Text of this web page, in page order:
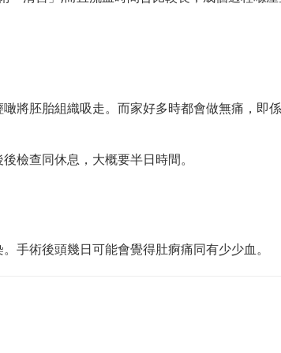
將胚胎組織吸走。而家好多時都會做無痛，即
檢查同休息，大概要半日時間。
手術後頭幾日可能會覺得肚痾痛同有少少血。